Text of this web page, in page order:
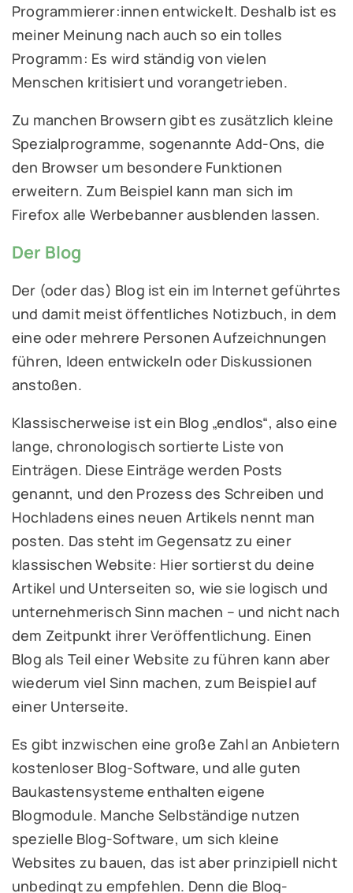
Programmierer:innen entwickelt. Deshalb ist es
meiner Meinung nach auch so ein tolles
Programm: Es wird ständig von vielen
Menschen kritisiert und vorangetrieben.
Zu manchen Browsern gibt es zusätzlich kleine
Spezialprogramme, sogenannte Add-Ons, die
den Browser um besondere Funktionen
erweitern. Zum Beispiel kann man sich im
Firefox alle Werbebanner ausblenden lassen.
Der Blog
Der (oder das) Blog ist ein im Internet geführtes
und damit meist öffentliches Notizbuch, in dem
eine oder mehrere Personen Aufzeichnungen
führen, Ideen entwickeln oder Diskussionen
anstoßen.
Klassischerweise ist ein Blog „endlos“, also eine
lange, chronologisch sortierte Liste von
Einträgen. Diese Einträge werden Posts
genannt, und den Prozess des Schreiben und
Hochladens eines neuen Artikels nennt man
posten. Das steht im Gegensatz zu einer
klassischen Website: Hier sortierst du deine
Artikel und Unterseiten so, wie sie logisch und
unternehmerisch Sinn machen – und nicht nach
dem Zeitpunkt ihrer Veröffentlichung. Einen
Blog als Teil einer Website zu führen kann aber
wiederum viel Sinn machen, zum Beispiel auf
einer Unterseite.
Es gibt inzwischen eine große Zahl an Anbietern
kostenloser Blog-Software, und alle guten
Baukastensysteme enthalten eigene
Blogmodule. Manche Selbständige nutzen
spezielle Blog-Software, um sich kleine
Websites zu bauen, das ist aber prinzipiell nicht
unbedingt zu empfehlen. Denn die Blog-